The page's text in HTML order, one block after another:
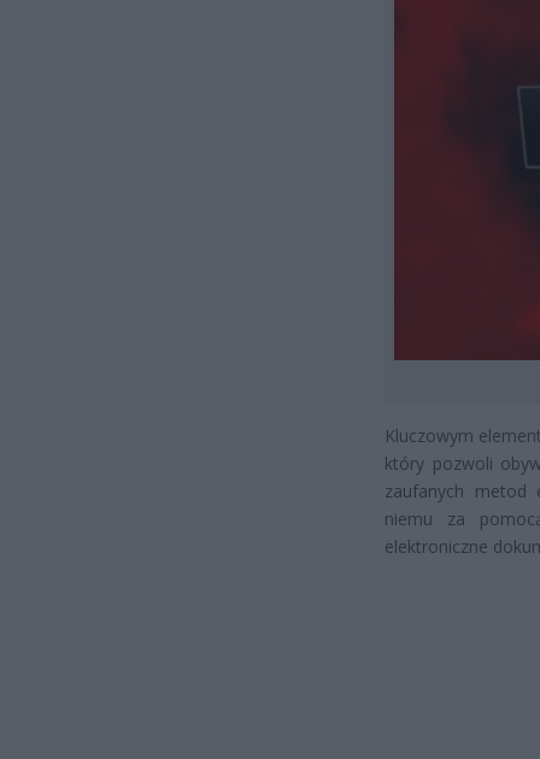
Kluczowym
który pozwoli
zaufanych metod
niemu za
elektroniczne